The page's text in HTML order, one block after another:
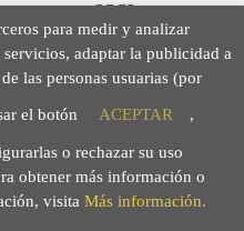
SCCL
Barcelona
02
para medir y analizar
adaptar la publicidad a
las personas usuarias (por
el botón ACEPTAR ,
o rechazar su uso
obtener más información o
visita Más información.